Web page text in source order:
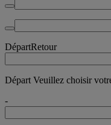
DépartRetour
Départ Veuillez choisir
-